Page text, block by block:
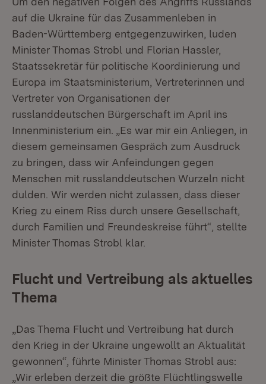
auf die Ukraine für das Zusammenleben in
Baden-Württemberg entgegenzuwirken, luden
Minister Thomas Strobl und Florian Hassler,
Staatssekretär für politische Koordinierung und
Europa im Staatsministerium, Vertreterinnen und
Vertreter von Organisationen der
russlanddeutschen Bürgerschaft im April ins
Innenministerium ein. „Es war mir ein Anliegen, in
diesem gemeinsamen Gespräch zum Ausdruck
zu bringen, dass wir Anfeindungen gegen
Menschen mit russlanddeutschen Wurzeln nicht
dulden. Wir werden nicht zulassen, dass dieser
Krieg zu einem Riss durch unsere Gesellschaft,
durch Familien und Freundeskreise führt“, stellte
Minister Thomas Strobl klar.
Flucht und Vertreibung als aktuelles
Thema
„Das Thema Flucht und Vertreibung hat durch
den Krieg in der Ukraine ungewollt an Aktualität
gewonnen“, führte Minister Thomas Strobl aus:
„Wir erleben derzeit die größte Flüchtlingswelle